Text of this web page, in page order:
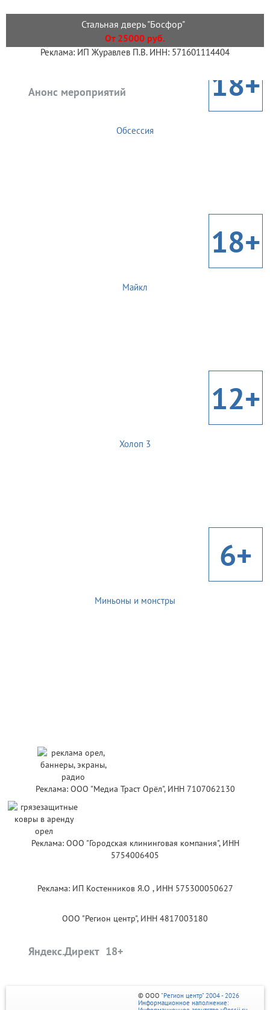
Стальная дверь "Босфор"
От 25000 руб.
Реклама: ИП Журавлев П.В. ИНН: 571601114404
Анонс мероприятий 18+
Обсессия
18+
Майкл
12+
Холоп 3
6+
Миньоны и монстры
Реклама: ООО "Медиа Траст Орёл", ИНН 7107062130
Реклама: ООО "Городская клининговая компания", ИНН
5754006405
Реклама: ИП Костенников Я.О , ИНН 575300050627
ООО "Регион центр", ИНН 4817003180
Яндекс.Директ
© ООО "Регион центр" 2004 - 2026
Информационное наполнение: